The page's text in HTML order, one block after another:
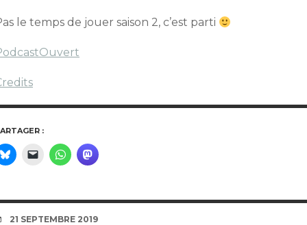
le temps de jouer saison 2, c’est parti
:
DATE
21 SEPTEMBRE 2019